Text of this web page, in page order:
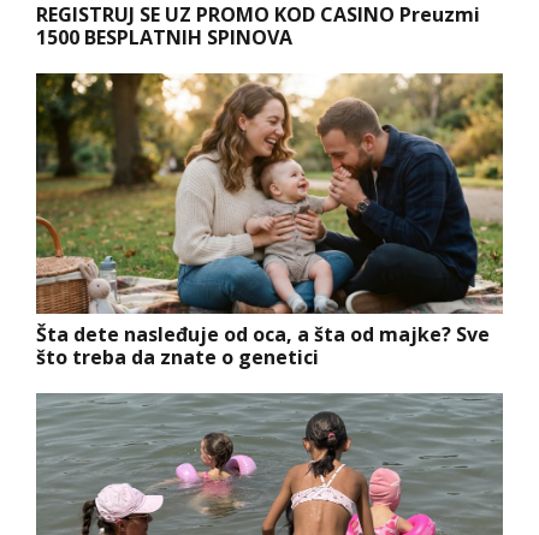
REGISTRUJ SE UZ PROMO KOD CASINO Preuzmi
1500 BESPLATNIH SPINOVA
Šta dete nasleđuje od oca, a šta od majke? Sve
što treba da znate o genetici